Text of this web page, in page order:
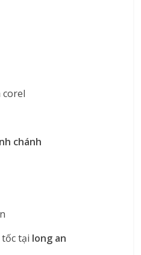
chánh
tại long an